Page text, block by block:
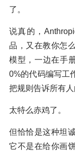
了。
说真的，
品，又在教你怎
模型，一边在手
0%的代码编写工
把规则告诉所有
太特么赤鸡了。
但恰恰是这种坦
它不是在给你画